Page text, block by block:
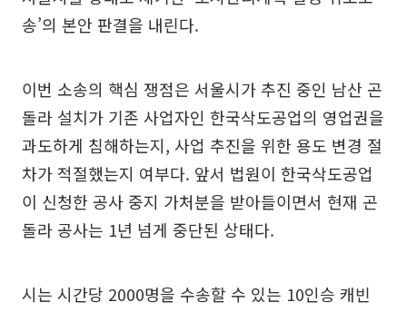
송’의 본안 판결을 내린다.
이번 소송의 핵심 쟁점은 서울시가 추진 중인 남산 곤
돌라 설치가 기존 사업자인 한국삭도공업의 영업권을
과도하게 침해하는지, 사업 추진을 위한 용도 변경 절
차가 적절했는지 여부다. 앞서 법원이 한국삭도공업
이 신청한 공사 중지 가처분을 받아들이면서 현재 곤
돌라 공사는 1년 넘게 중단된 상태다.
시는 시간당 2000명을 수송할 수 있는 10인승 캐빈